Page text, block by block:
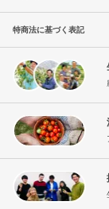
特商法に基づく表記